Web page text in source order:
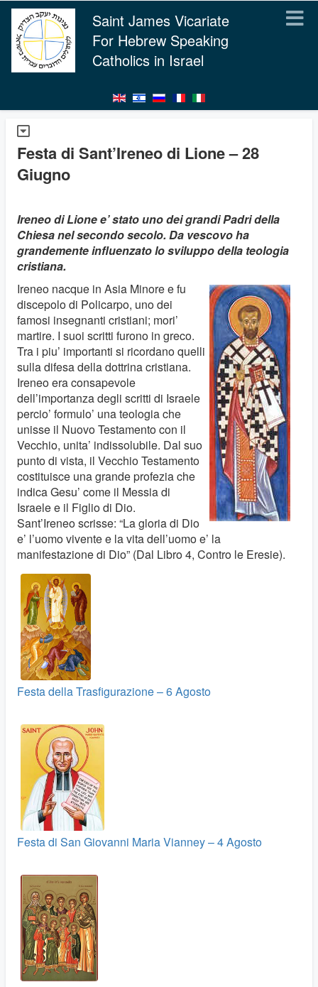
Saint James Vicariate
For Hebrew Speaking
Catholics in Israel
Festa di Sant’Ireneo di Lione – 28
Giugno
Ireneo di Lione e’ stato uno dei grandi Padri della
Chiesa nel secondo secolo. Da vescovo ha
grandemente influenzato lo sviluppo della teologia
cristiana.
Ireneo nacque in Asia Minore e fu
discepolo di Policarpo, uno dei
famosi insegnanti cristiani; mori’
martire. I suoi scritti furono in greco.
Tra i piu’ importanti si ricordano quelli
sulla difesa della dottrina cristiana.
Ireneo era consapevole
dell’importanza degli scritti di Israele
percio’ formulo’ una teologia che
unisse il Nuovo Testamento con il
Vecchio, unita’ indissolubile. Dal suo
punto di vista, il Vecchio Testamento
costituisce una grande profezia che
indica Gesu’ come il Messia di
Israele e il Figlio di Dio.
Sant’Ireneo scrisse: “La gloria di Dio
e’ l’uomo vivente e la vita dell’uomo e’ la
manifestazione di Dio” (Dal Libro 4, Contro le Eresie).
Festa della Trasfigurazione – 6 Agosto
Festa di San Giovanni Maria Vianney – 4 Agosto